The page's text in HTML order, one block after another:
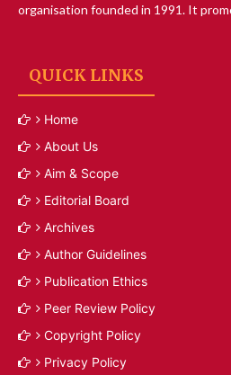
organisation founded in 1991. It
QUICK LINKS
Home
About Us
Aim & Scope
Editorial Board
Archives
Author Guidelines
Publication Ethics
Peer Review Policy
Copyright Policy
Privacy Policy